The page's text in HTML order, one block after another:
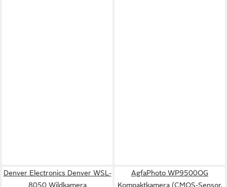
Denver Electronics Denver WSL-
8050 Wildkamera
AgfaPhoto WP9500OG
Kompaktkamera (CMOS-Sensor,